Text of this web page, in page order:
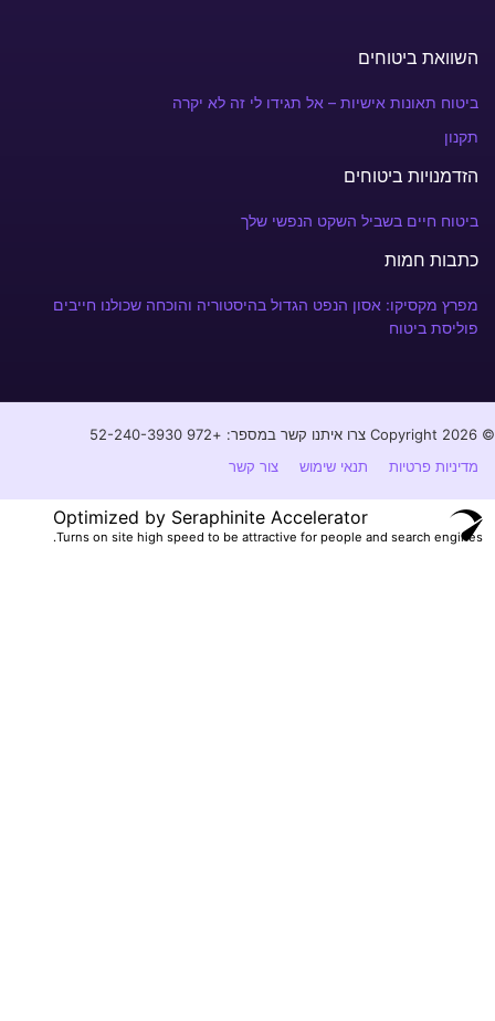
השוואת ביטוחים
ביטוח תאונות אישיות – אל תגידו לי זה לא יקרה
תקנון
הזדמנויות ביטוחים
ביטוח חיים בשביל השקט הנפשי שלך
כתבות חמות
מפרץ מקסיקו: אסון הנפט הגדול בהיסטוריה והוכחה שכולנו חייבים
פוליסת ביטוח
© Copyright 2026 צרו איתנו קשר במספר: +972 52-240-3930⁩
מדיניות פרטיות
תנאי שימוש צור קשר
Optimized by Seraphinite Accelerator
Turns on site high speed to be attractive for people and search engines.